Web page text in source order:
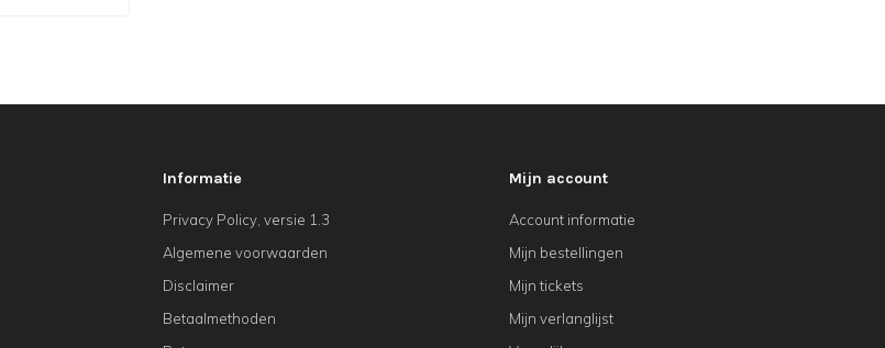
Informatie
Privacy Policy, versie 1.3
Algemene voorwaarden
Disclaimer
Betaalmethoden
Mijn account
Account informatie
Mijn bestellingen
Mijn tickets
Mijn verlanglijst